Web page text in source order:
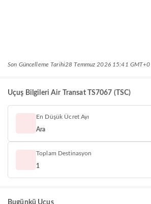
Son Güncelleme Tarihi28 Temmuz 2026 15:41 GMT+0
Uçuş Bilgileri Air Transat TS7067 (TSC)
En Düşük Ücret Ayı
Ara
Toplam Destinasyon
1
Bugünkü Uçuş